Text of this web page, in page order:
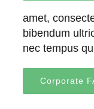
amet,
bibendum
nec tempus
Corporate